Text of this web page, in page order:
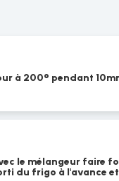
à 200° pendant
le mélangeur faire
du frigo à l'avance